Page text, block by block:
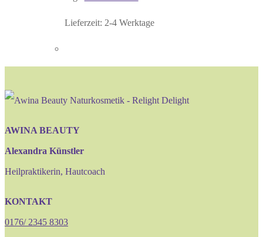
Lieferzeit: 2-4 Werktage
AWINA BEAUTY
Alexandra Künstler
Heilpraktikerin, Hautcoach
KONTAKT
0176/ 2345 8303